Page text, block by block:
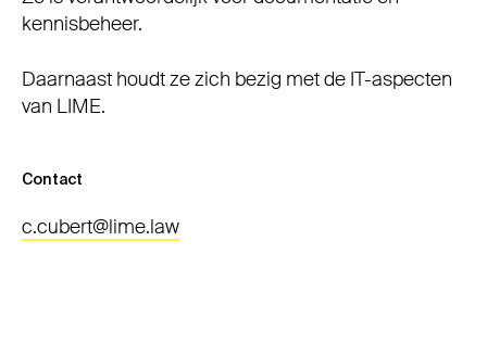
kennisbeheer.
Daarnaast houdt ze zich bezig met de IT-aspecten
van LIME.
Contact
c.cubert@lime.law